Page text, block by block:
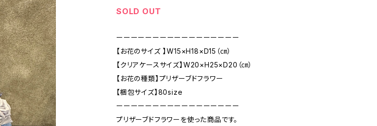
SOLD OUT
ーーーーーーーーーーーーーーーーー
【お花のサイズ 】W15×H18×D15（㎝）
【クリアケースサイズ】W20×H25×D20（㎝）
【お花の種類】プリザーブドフラワー
【梱包サイズ】80size
ーーーーーーーーーーーーーーーーー
プリザーブドフラワーを使った商品です。